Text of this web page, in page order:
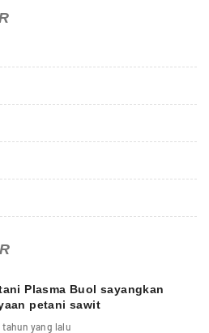
Plasma Buol sayangkan
petani sawit
tahun yang lalu